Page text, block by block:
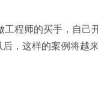
程师的买手，自己
，这样的案例将越来